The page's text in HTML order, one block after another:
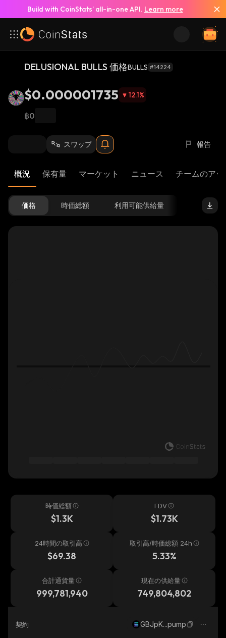
Build with CoinStats’ all-in-one API. Learn more
DELUSIONAL BULLS 価格BULLS #14224
$0.000001735 12.1%
฿0
スワップ 報告
概況 保有量 マーケット ニュース チームのア
価格 時価総額 利用可能供給量
時価総額
$1.3K
FDV
$1.73K
24時間の取引高
$69.38
取引高/時価総額 24h
5.33%
合計通貨量
999,781,940
現在の供給量
749,804,802
契約 GBJpK...pump